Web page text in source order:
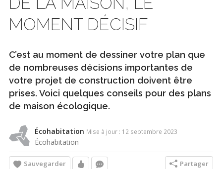
MOMENT DÉCISIF
C’est au moment de dessiner votre plan que
de nombreuses décisions importantes de
votre projet de construction doivent être
prises. Voici quelques conseils pour des plans
de maison écologique.
Écohabitation Mise à jour : 12 septembre 2023
Écohabitation
Sauvegarder Partager